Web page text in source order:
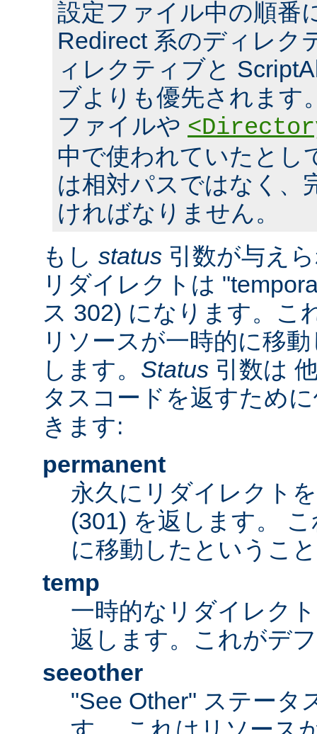
設定ファイル中の順番
Redirect 系のディレク
ィレクティブと
ブよりも優先されます
ファイルや
中で使われていたとし
は相対パスではなく、
ければなりません。
もし status 引数が与え
リダイレクトは
ス 302) になります。こ
リソースが一時的に移
します。 Status 引数は
タスコードを返すため
きます:
permanent
永久にリダイレクト
(301) を返します。
に移動したというこ
temp
一時的なリダイレク
返します。これがデ
seeother
"See Other" ステータ